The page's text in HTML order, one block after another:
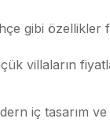
gibi özellikler
villaların
iç tasarım